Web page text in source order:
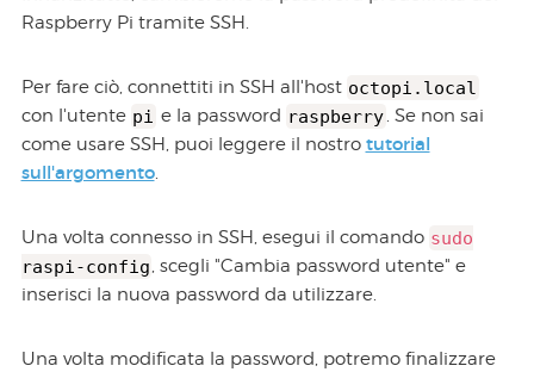
Raspberry Pi tramite SSH.
Per fare ciò, connettiti in SSH all'host octopi.local
con l'utente pi e la password raspberry. Se non sai
come usare SSH, puoi leggere il nostro tutorial
sull'argomento.
Una volta connesso in SSH, esegui il comando sudo
raspi-config, scegli "Cambia password utente" e
inserisci la nuova password da utilizzare.
Una volta modificata la password, potremo finalizzare